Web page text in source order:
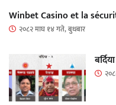
Winbet Casino et la
२०८२ माघ १४ गते, बुधबार